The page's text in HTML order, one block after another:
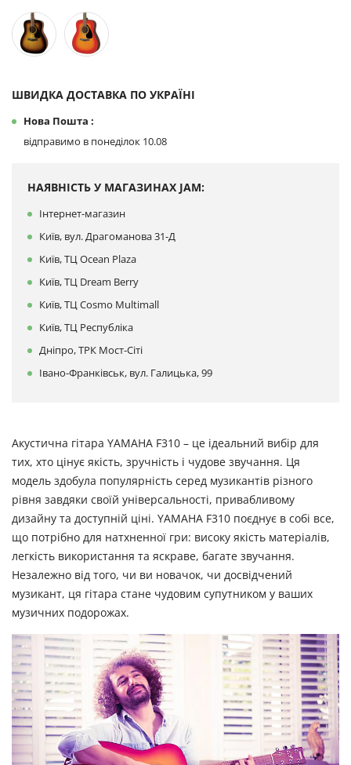
ШВИДКА ДОСТАВКА ПО УКРАЇНІ
Нова Пошта :
відправимо в понеділок 10.08
НАЯВНІСТЬ У МАГАЗИНАХ JAM:
Інтернет-магазин
Київ, вул. Драгоманова 31-Д
Київ, ТЦ Ocean Plaza
Київ, ТЦ Dream Berry
Київ, ТЦ Cosmo Multimall
Київ, ТЦ Республіка
Дніпро, ТРК Мост-Сіті
Івано-Франківськ, вул. Галицька, 99
Акустична гітара YAMAHA F310 – це ідеальний вибір для
тих, хто цінує якість, зручність і чудове звучання. Ця
модель здобула популярність серед музикантів різного
рівня завдяки своїй універсальності, привабливому
дизайну та доступній ціні. YAMAHA F310 поєднує в собі все,
що потрібно для натхненної гри: високу якість матеріалів,
легкість використання та яскраве, багате звучання.
Незалежно від того, чи ви новачок, чи досвідчений
музикант, ця гітара стане чудовим супутником у ваших
музичних подорожах.